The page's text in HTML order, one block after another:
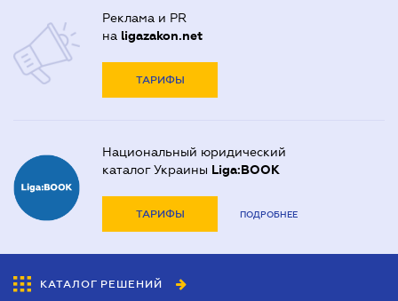
Реклама и PR
на ligazakon.net
ТАРИФЫ
Национальный юридический
каталог Украины Liga:BOOK
ТАРИФЫ ПОДРОБНЕЕ
КАТАЛОГ РЕШЕНИЙ